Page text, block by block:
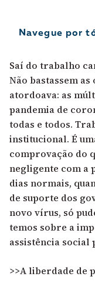
Navegue por
Saí do trabalho
Não bastassem
atordoava: as
pandemia de
todas e todos.
institucional. É
comprovação do
negligente com a
dias normais,
de suporte dos
novo vírus, só
temos sobre a
assistência social
>>A liberdade de